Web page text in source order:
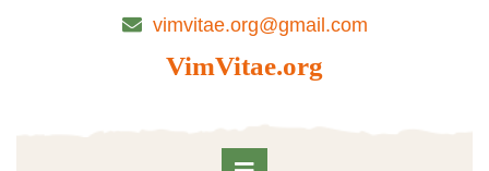
vimvitae.org@gmail.com
VimVitae.org